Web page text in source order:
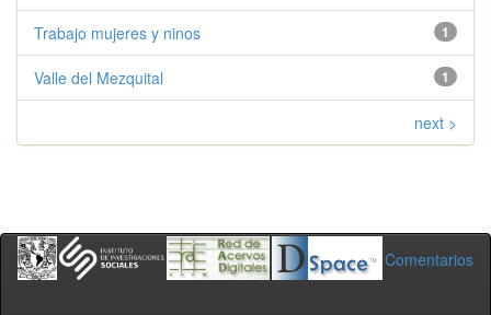
1
Trabajo mujeres y ninos
1
Valle del Mezquital
next >
Comentarios